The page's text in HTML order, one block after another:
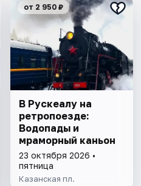
от 2 950 ₽
В Рускеалу на
ретропоезде:
Водопады и
мраморный каньон
23 октября 2026 •
пятница
Казанская пл.